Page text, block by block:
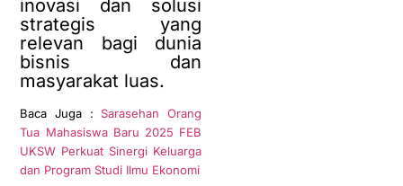
inovasi dan solusi
strategis yang
relevan bagi dunia
bisnis dan
masyarakat luas.
Baca Juga : Sarasehan Orang
Tua Mahasiswa Baru 2025 FEB
UKSW Perkuat Sinergi Keluarga
dan Program Studi Ilmu Ekonomi